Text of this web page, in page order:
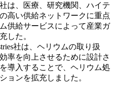
は、医療、研究機関、ハイテ
高い供給ネットワークに重点
供給サービスによって産業ガ
した。
社は、ヘリウムの取り扱
率を向上させるために設計さ
導入することで、ヘリウム処
ョンを拡充しました。